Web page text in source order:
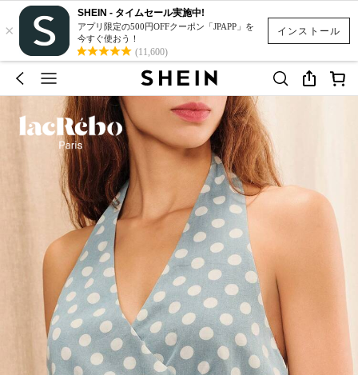
インストール
×
SHEIN - タイムセール実施中!
アプリ限定の500円OFFクーポン「JPAPP」を
今すぐ使おう！
(11,600)